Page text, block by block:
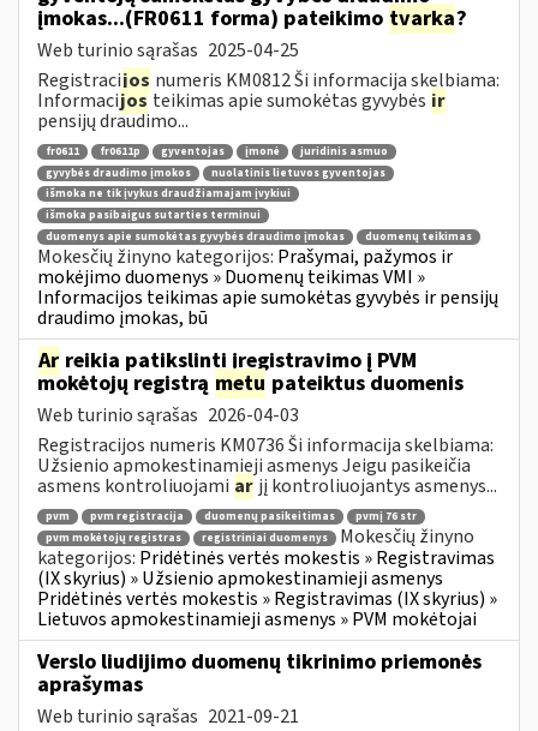
įmokas...(FR0611 forma) pateikimo tvarka?
Web turinio sąrašas 2025-04-25
Registracijos numeris KM0812 Ši informacija skelbiama:
Informacijosteikimas apie sumokėtas gyvybės ir
pensijų draudimo...
fr0611 fr0611p gyventojas įmonė
juridinis asmuo
gyvybės draudimo įmokos
nuolatinis lietuvos gyventojas
išmoka ne tik įvykus draudžiamajam įvykiui
išmoka pasibaigus sutarties terminui
duomenys apie sumokėtas gyvybės draudimo įmokas
duomenų teikimas
Mokesčių žinyno kategorijos: Prašymai, pažymos ir
mokėjimo duomenys » Duomenų teikimas VMI »
Informacijos teikimas apie sumokėtas gyvybės ir pensijų
draudimo įmokas, bū
Ar reikia patikslinti įregistravimo į PVM
mokėtojų registrą metu pateiktus duomenis
Web turinio sąrašas 2026-04-03
Registracijos numeris KM0736 Ši informacija skelbiama:
Užsienio apmokestinamieji asmenys Jeigu pasikeičia
asmens kontroliuojami ar jį kontroliuojantys asmenys...
pvm pvm registracija duomenų pasikeitimas
pvmį 76 str
pvm mokėtojų registras
registriniai duomenys
Mokesčių žinyno
kategorijos: Pridėtinės vertės mokestis » Registravimas
(IX skyrius) » Užsienio apmokestinamieji asmenys
Pridėtinės vertės mokestis » Registravimas (IX skyrius) »
Lietuvos apmokestinamieji asmenys » PVM mokėtojai
Verslo liudijimo duomenų tikrinimo priemonės
aprašymas
Web turinio sąrašas 2021-09-21